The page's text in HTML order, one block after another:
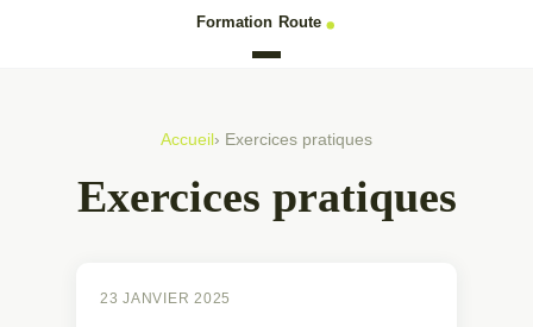
Accueil › Exercices pratiques
Exercices pratiques
EXERCICES PRATIQUES
23 JANVIER 2025